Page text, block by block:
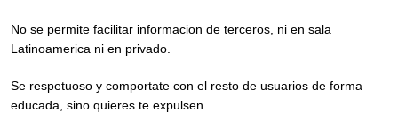
No se permite facilitar informacion de terceros, ni en sala
Latinoamerica ni en privado.
Se respetuoso y comportate con el resto de usuarios de forma
educada, sino quieres te expulsen.